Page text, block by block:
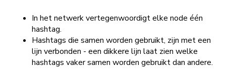
In het netwerk vertegenwoordigt elke node één
hashtag.
Hashtags die samen worden gebruikt, zijn met een
lijn verbonden - een dikkere lijn laat zien welke
hashtags vaker samen worden gebruikt dan andere.